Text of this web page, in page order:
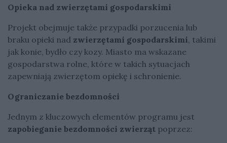
Opieka nad zwierzętami gospodarskimi
Projekt obejmuje także przypadki porzucenia lub
braku opieki nad zwierzętami gospodarskimi, takimi
jak konie, bydło czy kozy. Miasto ma wskazane
gospodarstwa rolne, które w takich sytuacjach
zapewniają zwierzętom opiekę i schronienie.
Ograniczanie bezdomności
Jednym z kluczowych elementów programu jest
zapobieganie bezdomności zwierząt poprzez: